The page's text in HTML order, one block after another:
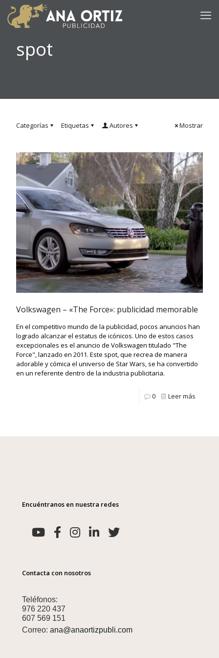
spot
Categorías Etiquetas Autores Mostrar
Volkswagen – «The Force»: publicidad memorable
En el competitivo mundo de la publicidad, pocos anuncios han
logrado alcanzar el estatus de icónicos. Uno de estos casos
excepcionales es el anuncio de Volkswagen titulado "The
Force", lanzado en 2011. Este spot, que recrea de manera
adorable y cómica el universo de Star Wars, se ha convertido
en un referente dentro de la industria publicitaria.
0 Leer más
Encuéntranos en nuestra redes
Contacta con nosotros
Teléfonos:
976 220 437
607 569 151
Correo: ana@anaortizpubli.com